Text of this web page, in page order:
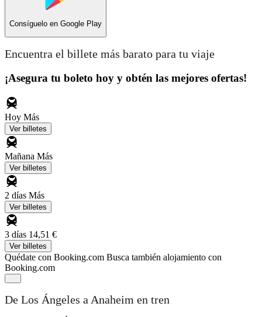
Consíguelo en Google Play
Encuentra el billete más barato para tu viaje
¡Asegura tu boleto hoy y obtén las mejores ofertas!
Hoy Más
Ver billetes
Mañana Más
Ver billetes
2 días Más
Ver billetes
3 días 14,51 €
Ver billetes
Quédate con Booking.com Busca también alojamiento con
Booking.com
De Los Ángeles a Anaheim en tren